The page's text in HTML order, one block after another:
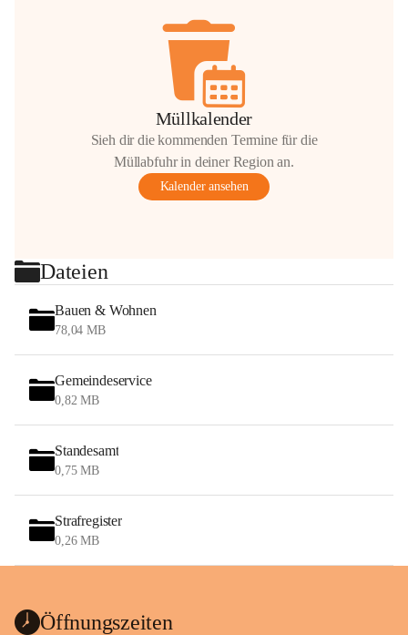
Müllkalender
Sieh dir die kommenden Termine für die
Müllabfuhr in deiner Region an.
Kalender ansehen
Dateien
Bauen & Wohnen
78,04 MB
Gemeindeservice
0,82 MB
Standesamt
0,75 MB
Strafregister
0,26 MB
Öffnungszeiten